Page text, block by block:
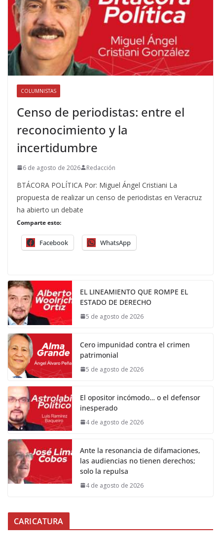
COLUMNISTAS
Censo de periodistas: entre el
reconocimiento y la
incertidumbre
6 de agosto de 2026 Redacción
BTÁCORA POLÍTICA Por: Miguel Ángel Cristiani La
propuesta de realizar un censo de periodistas en Veracruz
ha abierto un debate
Comparte esto:
Facebook WhatsApp
EL LINEAMIENTO QUE ROMPE EL
ESTADO DE DERECHO
5 de agosto de 2026
Cero impunidad contra el crimen
patrimonial
5 de agosto de 2026
El opositor incómodo… o el defensor
inesperado
4 de agosto de 2026
Ante la resonancia de difamaciones,
las audiencias no tienen derechos;
solo la repulsa
4 de agosto de 2026
CARICATURA